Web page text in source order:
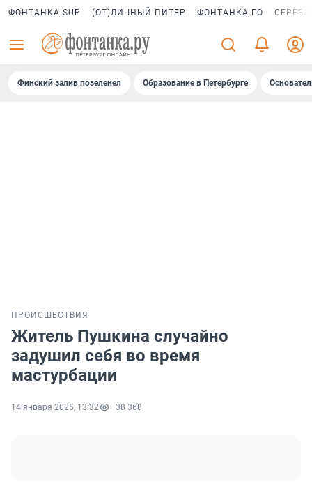
ФОНТАНКА SUP (ОТ)ЛИЧНЫЙ ПИТЕР ФОНТАНКА ГО
Финский залив позеленел Образование в Петербурге
ПРОИСШЕСТВИЯ
Житель Пушкина случайно
задушил себя во время
мастурбации
14 января 2025, 13:32 38 368